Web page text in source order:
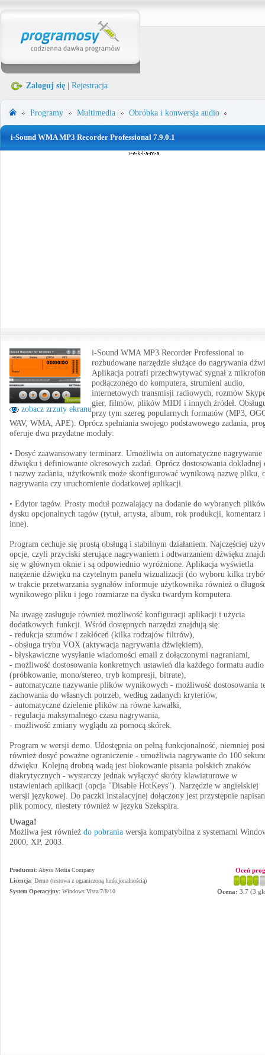
Zaloguj się Rejestracja
Programy Multimedia Obróbka i konwersja audio
i-Sound WMA MP3 Recorder Professional 7.9.0.1
zobacz zrzuty ekranu
i-Sound WMA MP3 Recorder Professional to
rozbudowane narzędzie służące do nagrywania
Aplikacja potrafi przechwytywać sygnał z
podłączonego do komputera, strumieni audio,
internetowych transmisji radiowych, rozmów
gier, filmów, plików MIDI i innych źródeł.
przy tym szereg popularnych formatów (MP3,
WAV, WMA, APE). Oprócz spełniania swojego podstawowego zadania,
oferuje dwa przydatne moduły:
• Dosyć zaawansowany terminarz. Umożliwia on automatyczne nagrywanie
dźwięku i definiowanie okresowych zadań. Oprócz dostosowania dokładnej
i nazwy zadania, użytkownik może skonfigurować wynikową nazwę pliku,
nagrywania czy uruchomienie dodatkowej aplikacji.
• Edytor tagów. Prosty moduł pozwalający na dodanie do wybranych
dysku opcjonalnych tagów (tytuł, artysta, album, rok produkcji, komentarz i
inne).
Program cechuje się prostą obsługą i stabilnym działaniem. Najczęściej
opcje, czyli przyciski sterujące nagrywaniem i odtwarzaniem dźwięku
się w głównym oknie i są odpowiednio wyróżnione. Aplikacja wyświetla
natężenie dźwięku na czytelnym panelu wizualizacji (do wyboru kilka
w trakcie przetwarzania sygnałów informuje użytkownika również o
wynikowego pliku i jego rozmiarze na dysku twardym komputera.
Na uwagę zasługuje również możliwość konfiguracji aplikacji i użycia
dodatkowych funkcji. Wśród dostępnych narzędzi znajdują się:
- redukcja szumów i zakłóceń (kilka rodzajów filtrów),
- obsługa trybu VOX (aktywacja nagrywania dźwiękiem),
- błyskawiczne wysyłanie wiadomości email z dołączonymi nagraniami,
- możliwość dostosowania konkretnych ustawień dla każdego formatu audio
(próbkowanie, mono/stereo, tryb kompresji, bitrate),
- automatyczne nazywanie plików wynikowych - możliwość dostosowania
zachowania do własnych potrzeb, według zadanych kryteriów,
- automatyczne dzielenie plików na równe kawałki,
- regulacja maksymalnego czasu nagrywania,
- możliwość zmiany wyglądu za pomocą skórek.
Program w wersji demo. Udostępnia on pełną funkcjonalność, niemniej
również dosyć poważne ograniczenie - umożliwia nagrywanie do 100
dźwięku. Kolejną drobną wadą jest blokowanie pisania polskich znaków
diakrytycznych - wystarczy jednak wyłączyć skróty klawiaturowe w
ustawieniach aplikacji (opcja "Disable HotKeys"). Narzędzie w angielskiej
wersji językowej. Do paczki instalacyjnej dołączony jest przystępnie
plik pomocy, niestety również w języku Szekspira.
Uwaga!
Możliwa jest również do pobrania wersja kompatybilna z systemami
2000, XP, 2003.
Producent: Abyss Media Company
Licencja: Demo (testowa z ograniczoną funkcjonalnością)
System Operacyjny: Windows Vista/7/8/10
Oceń
Ocena: 3.7 (3